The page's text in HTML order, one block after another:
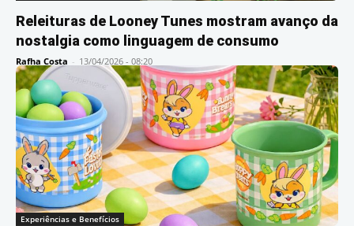
Releituras de Looney Tunes mostram avanço da
nostalgia como linguagem de consumo
Rafha Costa - 13/04/2026 - 08:20
Experiências e Benefícios